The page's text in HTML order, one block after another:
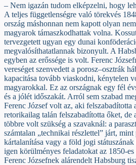
– Nem igazán tudom elképzelni, hogy
A teljes függetlenségre való törekvés
ország máshonnan nem kapott olyan
magyarok támaszkodhattak volna.
tervezgetett ugyan egy dunai
megvalósíthatatlannak bizonyult. A
egyben az erőssége is volt. Ferenc
vereséget szenvedett a porosz–osztrák
kapacitása tovább viaskodni, kénytelen
magyarokkal. Ez az országnak egy fél
és a jólét időszakát. Arról sem szabad
Ferenc József volt az, aki felszabadította
retorikailag talán felszabadította őket, de
többre volt szükség a szavaknál: a
számtalan „technikai részlettel” járt,
kártalanítása vagy a föld jogi
igen körülményes feladatokat az 1850-
Ferenc Józsefnek alárendelt Habsburg